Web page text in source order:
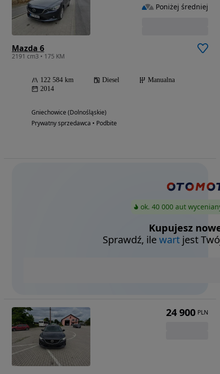
Mazda 6
2191 cm3 • 175 KM
122 584 km Diesel
Manualna
2014
Gniechowice (Dolnośląskie)
Prywatny sprzedawca • Podbite
Poniżej średniej
ok. 40 000 aut
Kupujesz
Sprawdź, ilewart jest
24 900 PLN